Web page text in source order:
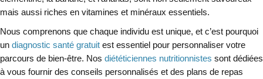
mais aussi riches en vitamines et minéraux essentiels.
Nous comprenons que chaque individu est unique, et c’est pourquoi
un diagnostic santé gratuit est essentiel pour personnaliser votre
parcours de bien-être. Nos diététiciennes nutritionnistes sont dédiées
à vous fournir des conseils personnalisés et des plans de repas